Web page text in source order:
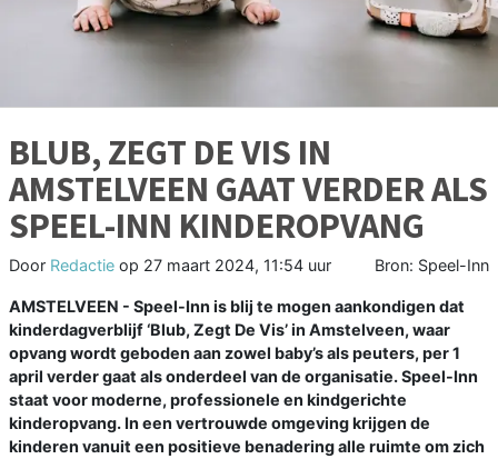
BLUB, ZEGT DE VIS IN
AMSTELVEEN GAAT VERDER ALS
SPEEL-INN KINDEROPVANG
Door Redactie op 27 maart 2024, 11:54 uur Bron: Speel-Inn
AMSTELVEEN - Speel-Inn is blij te mogen aankondigen dat
kinderdagverblijf ‘Blub, Zegt De Vis’ in Amstelveen, waar
opvang wordt geboden aan zowel baby’s als peuters, per 1
april verder gaat als onderdeel van de organisatie. Speel-Inn
staat voor moderne, professionele en kindgerichte
kinderopvang. In een vertrouwde omgeving krijgen de
kinderen vanuit een positieve benadering alle ruimte om zich